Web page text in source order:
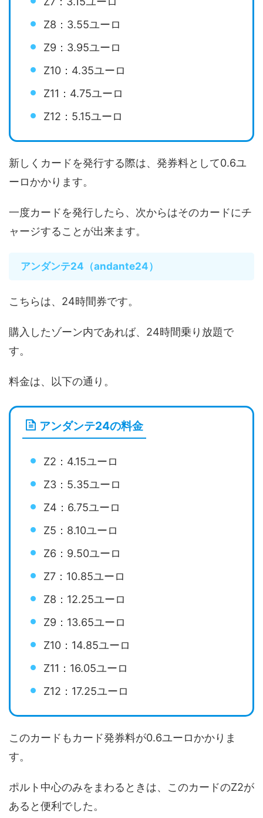
Z8：3.55ユーロ
Z9：3.95ユーロ
Z10：4.35ユーロ
Z11：4.75ユーロ
Z12：5.15ユーロ
新しくカードを発行する際は、発券料として0.6ユ
ーロかかります。
一度カードを発行したら、次からはそのカードにチ
ャージすることが出来ます。
アンダンテ24（andante24）
こちらは、24時間券です。
購入したゾーン内であれば、24時間乗り放題で
す。
料金は、以下の通り。
アンダンテ24の料金
Z2：4.15ユーロ
Z3：5.35ユーロ
Z4：6.75ユーロ
Z5：8.10ユーロ
Z6：9.50ユーロ
Z7：10.85ユーロ
Z8：12.25ユーロ
Z9：13.65ユーロ
Z10：14.85ユーロ
Z11：16.05ユーロ
Z12：17.25ユーロ
このカードもカード発券料が0.6ユーロかかりま
す。
ポルト中心のみをまわるときは、このカードのZ2が
あると便利でした。